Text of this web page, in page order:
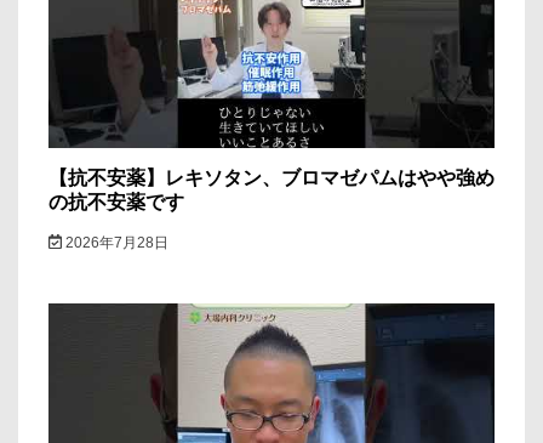
【抗不安薬】レキソタン、ブロマゼパムはやや強め
の抗不安薬です
2026年7月28日